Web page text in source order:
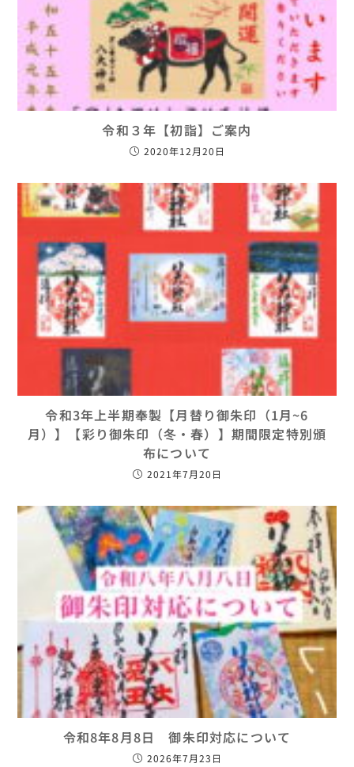
令和３年【初詣】ご案内
2020年12月20日
令和3年上半期奉製【月替り御朱印（1月~6
月）】【彩り御朱印（冬・春）】期間限定特別頒
布について
2021年7月20日
令和8年8月8日 御朱印対応について
2026年7月23日